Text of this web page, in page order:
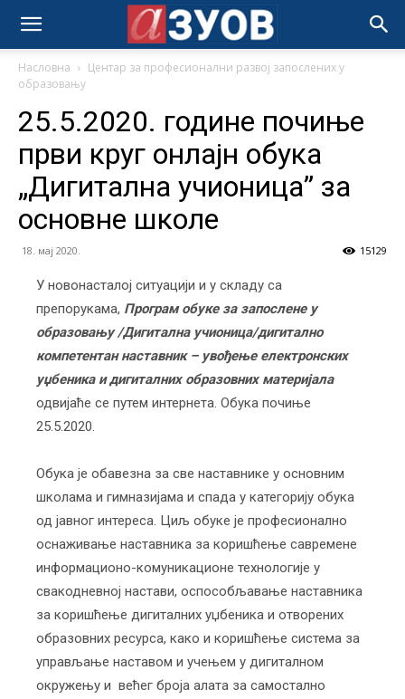
Насловна
Центар за професионални развој запослених у
образовању
25.5.2020. године почиње
први круг онлајн обука
„Дигитална учионица” за
основне школе
18. мај 2020. 15129
У новонасталој ситуацији и у складу са
препорукама, Програм обуке за запослене у
образовању /Дигитална учионица/дигитално
компетентан наставник – увођење електронских
уџбеника и дигиталних образовних материјала
одвијаће се путем интернета. Обука почиње
25.5.2020.
Обука је обавезна за све наставнике у основним
школама и гимназијама и спада у категорију обука
од јавног интереса. Циљ обуке је професионално
оснаживање наставника за коришћење савремене
информационо-комуникационе технологије у
свакодневној настави, оспособљавање наставника
за коришћењe дигиталних уџбеника и отворених
образовних ресурса, како и коришћење система за
управљање наставом и учењем у дигиталном
окружењу и већег броја алата за самостално